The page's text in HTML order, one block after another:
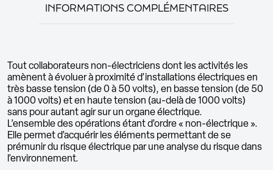
INFORMATIONS COMPLÉMENTAIRES
Tout collaborateurs non-électriciens dont les activités les
amènent à évoluer à proximité d’installations électriques en
très basse tension (de 0 à 50 volts), en basse tension (de 50
à 1000 volts) et en haute tension (au-delà de 1000 volts)
sans pour autant agir sur un organe électrique.
L’ensemble des opérations étant d’ordre « non-électrique ».
Elle permet d’acquérir les éléments permettant de se
prémunir du risque électrique par une analyse du risque dans
l’environnement.